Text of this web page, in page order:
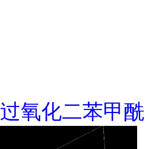
过氧化二苯甲酰